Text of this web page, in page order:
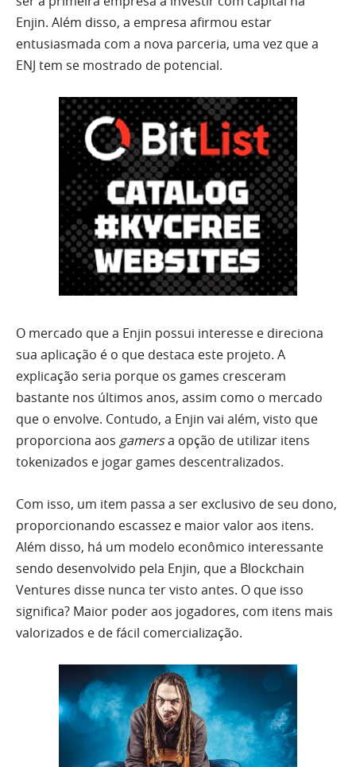
Enjin. Além disso, a empresa afirmou estar
entusiasmada com a nova parceria, uma vez que a
ENJ tem se mostrado de potencial.
O mercado que a Enjin possui interesse e direciona
sua aplicação é o que destaca este projeto. A
explicação seria porque os games cresceram
bastante nos últimos anos, assim como o mercado
que o envolve. Contudo, a Enjin vai além, visto que
proporciona aos gamersa opção de utilizar itens
tokenizados e jogar games descentralizados.
Com isso, um item passa a ser exclusivo de seu dono,
proporcionando escassez e maior valor aos itens.
Além disso, há um modelo econômico interessante
sendo desenvolvido pela Enjin, que a Blockchain
Ventures disse nunca ter visto antes. O que isso
significa? Maior poder aos jogadores, com itens mais
valorizados e de fácil comercialização.